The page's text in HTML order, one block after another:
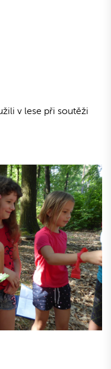
v lese při soutěži